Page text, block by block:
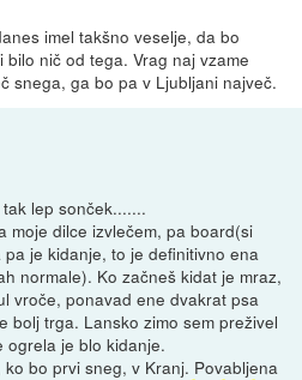
imel takšno veselje, da bo
nič od tega. Vrag naj vzame
snega, ga bo pa v Ljubljani največ.
lep sonček.......
moje dilce izvlečem, pa board(si
je kidanje, to je definitivno ena
normale). Ko začneš kidat je mraz,
vroče, ponavad ene dvakrat psa
bolj trga. Lansko zimo sem preživel
ogrela je blo kidanje.
bo prvi sneg, v Kranj. Povabljena